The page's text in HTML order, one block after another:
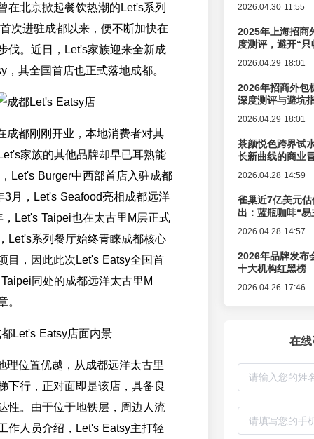
在北京掀起餐饮热潮的Let's系列
次进驻成都以来，便不断加快在
伐。近日，Let's家族迎来全新成
其全国首店也正式落地成都。
成都刚刚开业，本地消费者对其
家族的其他品牌却早已耳熟能
Let's Burger中西部首店入驻成都
3月，Let's Seafood亮相成都远洋
Let's Taipei也在太古里M层正式
Let's系列餐厅始终青睐成都核心
目，因此此次Let's Eatsy全国首
同处的成都远洋太古里M
。
理位置优越，从成都远洋太古里
下行，正对面即是该店，具备良
性。由于位于地铁层，周边人流
作人员介绍，Let's Eatsy主打轻
2026.04.30 11:55
2025年上海招商
度测评，避开“
2026.04.29 18:01
2026年招商外包
深度测评与避坑
2026.04.29 18:01
茶颜悦色跨界试
长新曲线的商业
2026.04.28 14:59
雀巢近7亿美元
出：蓝瓶咖啡“
2026.04.28 14:57
2026年品牌发布
十大机构红黑榜
2026.04.26 17:46
在